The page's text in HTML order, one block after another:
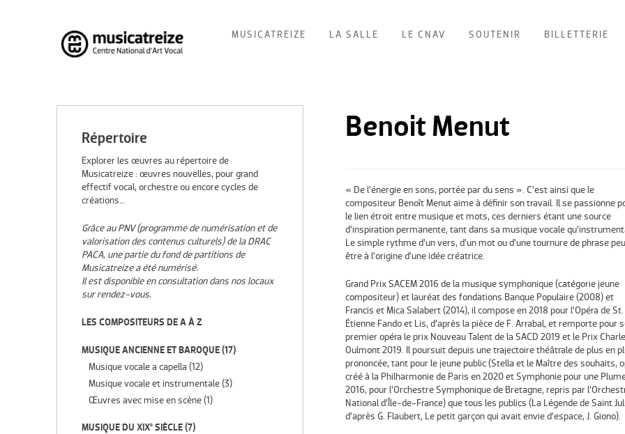
Skip
to
content
MUSICATREIZE LA SALLE LE CNAV SOUTENIR BILLETTERIE
Benoit Menut
« De l’énergie en sons, portée par du sens ». C’est ainsi que le
compositeur Benoît Menut aime à définir son travail. Il se passionne
le lien étroit entre musique et mots, ces derniers étant une source
d’inspiration permanente, tant dans sa musique vocale
Le simple rythme d’un vers, d’un mot ou d’une tournure de phrase
être à l’origine d’une idée créatrice.
Grand Prix SACEM 2016 de la musique symphonique (catégorie jeune
compositeur) et lauréat des fondations Banque Populaire (2008) et
Francis et Mica Salabert (2014), il compose en 2018 pour l’Opéra de St.
Étienne Fando et Lis, d’après la pièce de F. Arrabal, et remporte pour
premier opéra le prix Nouveau Talent de la SACD 2019 et le Prix
Oulmont 2019. Il poursuit depuis une trajectoire théâtrale de plus en
prononcée, tant pour le jeune public (Stella et le Maître des souhaits,
créé à la Philharmonie de Paris en 2020 et Symphonie pour une
2016, pour l’Orchestre Symphonique de Bretagne, repris par
National d’Île-de-France) que tous les publics (La Légende de Saint
d’après G. Flaubert, Le petit garçon qui avait envie d’espace, J. Giono).
Répertoire
Explorer les œuvres au répertoire de
Musicatreize : œuvres nouvelles, pour grand
effectif vocal, orchestre ou encore cycles de
créations…
Grâce au PNV (programme de numérisation et de
valorisation des contenus culturels) de la DRAC
PACA, une partie du fond de partitions de
Musicatreize a été numérisé.
Il est disponible en consultation dans nos locaux
sur rendez-vous.
LES COMPOSITEURS DE A À Z
MUSIQUE ANCIENNE ET BAROQUE(17)
Musique vocale a capella (12)
Musique vocale et instrumentale(3)
Œuvres avec mise en scène(1)
MUSIQUE DU XIX° SIÈCLE(7)